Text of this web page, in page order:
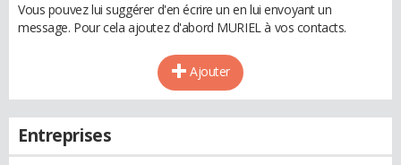
Vous pouvez lui suggérer d'en écrire un en lui envoyant un
message. Pour cela ajoutez d'abord MURIEL à vos contacts.
Ajouter
Entreprises